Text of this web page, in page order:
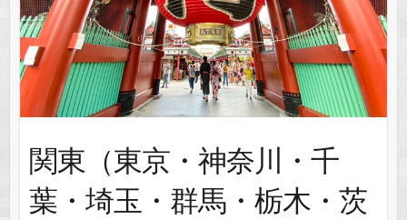
関東（東京・神奈川・千
葉・埼玉・群馬・栃木・茨